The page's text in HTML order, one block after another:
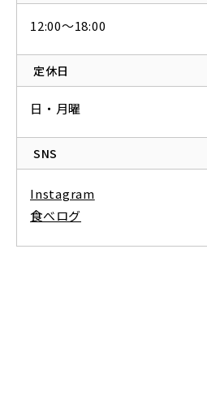
12:00～18:00
定休日
日・月曜
SNS
Instagram
食べログ